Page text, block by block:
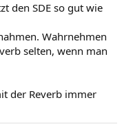
den SDE so gut wie
Wahrnehmen
selten, wenn man
der Reverb immer